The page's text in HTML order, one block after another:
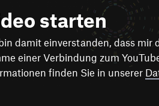
starten
damit einverstanden, dass mir
einer Verbindung zum
finden Sie in unserer